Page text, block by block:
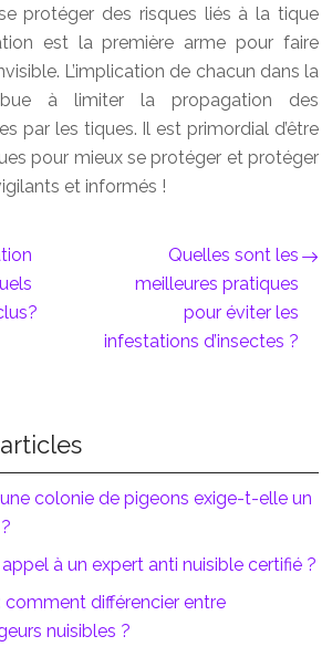
protéger des risques liés à la tique
est la première arme pour faire
L’implication de chacun dans la
à limiter la propagation des
par les tiques. Il est primordial d’être
pour mieux se protéger et protéger
et informés !
Quelles sont les
meilleures pratiques
pour éviter les
infestations d’insectes ?
colonie de pigeons exige-t-elle un
à un expert anti nuisible certifié ?
comment différencier entre
nuisibles ?